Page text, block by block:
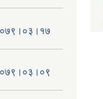
२०७९।०३।१७
२०७९।०३।०९